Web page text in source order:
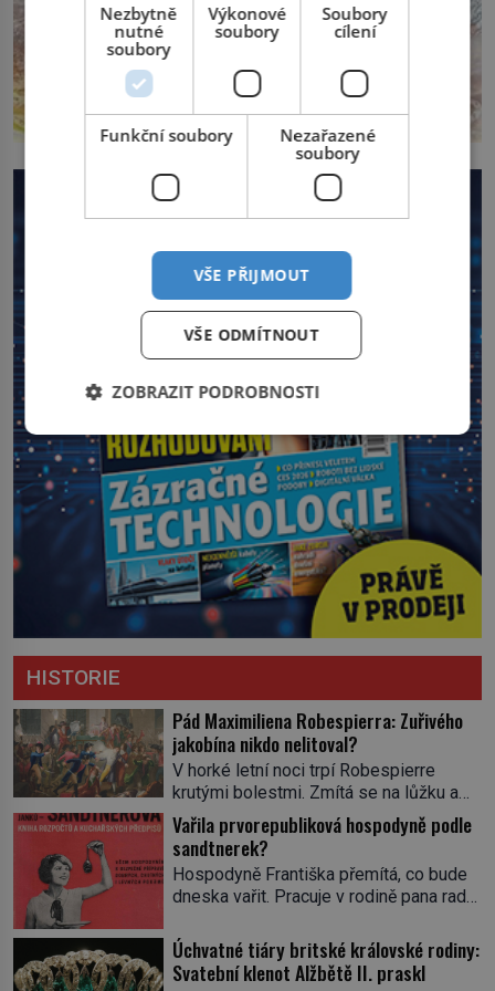
HISTORIE
Pád Maximiliena Robespierra: Zuřivého
jakobína nikdo nelitoval?
V horké letní noci trpí Robespierre
krutými bolestmi. Zmítá se na lůžku a
hlavou mu víří kolotoč myšlenek. Když
se probere z mdlob, vzpomene si na
jednu z pařížských jasnovidek, kterou
před lety navštívil. Prorokovala mu
tragický osud. Tehdy se jí vysmál.
prohlásil o něm jiný významný
francouzský revolucionář, Honoré de
Vařila prvorepubliková hospodyně podle
sandtnerek?
Hospodyně Františka přemítá, co bude
dneska vařit. Pracuje v rodině pana rady
rychle v jedné ze „sandtnerek“.
„Zaplaťpánbůh, že už nemusíme chodit
s lístky,“ povzdechne si směrem ke
Úchvatné tiáry britské královské rodiny:
Svatební klenot Alžbětě II. praskl
Nezbytně
nutné
soubory
Výkonové
soubory
Soubory
cílení
Funkční soubory
Nezařazené
soubory
VŠE PŘIJMOUT
VŠE ODMÍTNOUT
ZOBRAZIT PODROBNOSTI